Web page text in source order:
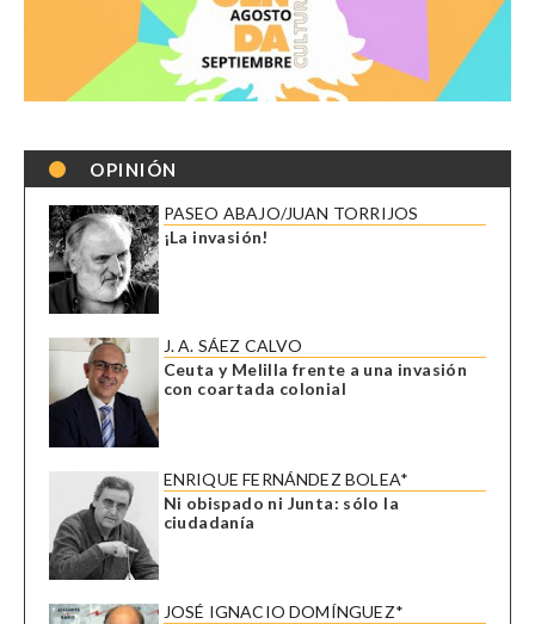
OPINIÓN
PASEO ABAJO/JUAN TORRIJOS
¡La invasión!
J. A. SÁEZ CALVO
Ceuta y Melilla frente a una invasión
con coartada colonial
ENRIQUE FERNÁNDEZ BOLEA*
Ni obispado ni Junta: sólo la
ciudadanía
JOSÉ IGNACIO DOMÍNGUEZ*